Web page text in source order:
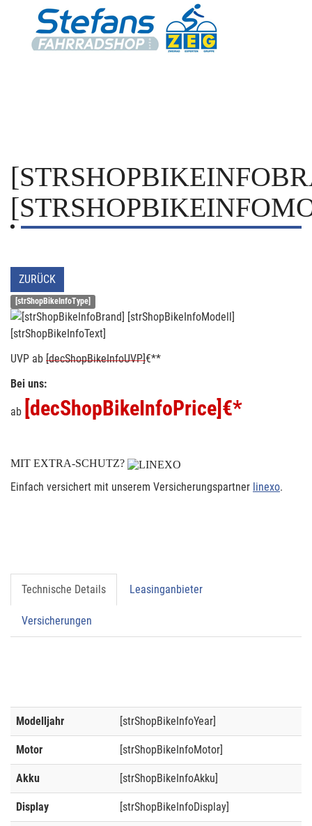
ZURÜCK
[strShopBikeInfoType]
[strShopBikeInfoText]
UVP ab [decShopBikeInfoUVP]€**
Bei uns:
ab [decShopBikeInfoPrice] €*
MIT EXTRA-SCHUTZ?
Einfach versichert mit unserem Versicherungspartner linexo.
Technische Details Leasinganbieter
Versicherungen
Modelljahr [strShopBikeInfoYear]
Motor [strShopBikeInfoMotor]
Akku [strShopBikeInfoAkku]
Display [strShopBikeInfoDisplay]